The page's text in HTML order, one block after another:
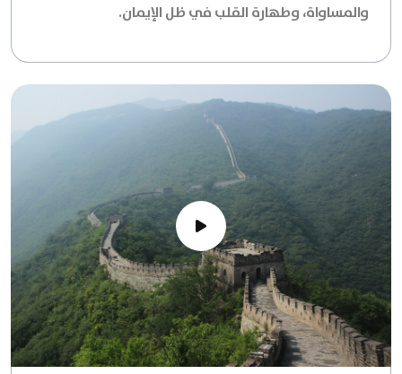
والمساواة، وطهارة القلب في ظل الإيمان.